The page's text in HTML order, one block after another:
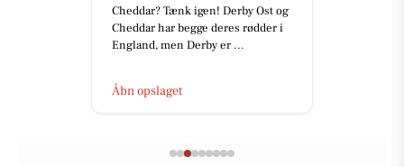
Cheddar? Tænk igen! Derby Ost og
Cheddar har begge deres rødder i
England, men Derby er ...
Åbn opslaget